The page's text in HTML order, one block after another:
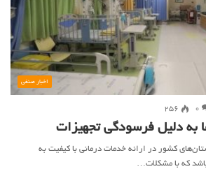
اخبار صنفی
۰ 256
به دلیل فرسودگی تجهیزات
کشور در ارائه خدمات درمانی با کیفیت به
که با مشکلات…